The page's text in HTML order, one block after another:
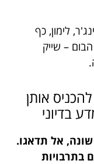
לימון, כף
– שייק
אותן
בדיוני
אל תדאגו.
בתרבויות